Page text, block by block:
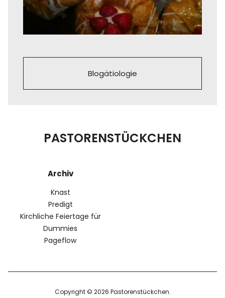
Blogätiologie
PASTORENSTÜCKCHEN
Archiv
Knast
Predigt
Kirchliche Feiertage für
Dummies
Pageflow
Copyright © 2026 Pastorenstückchen